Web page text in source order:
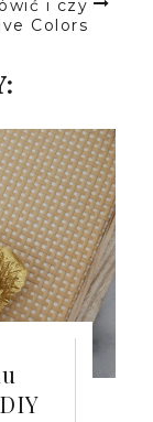
i czy
Colors